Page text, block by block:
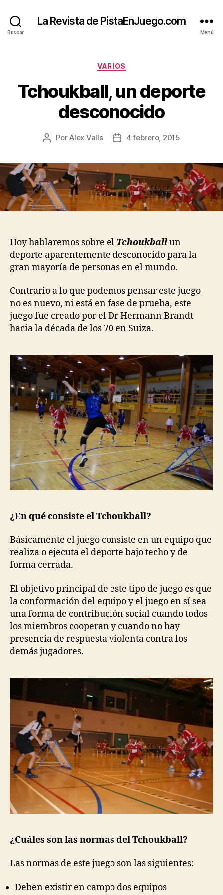
Buscar
La Revista de PistaEnJuego.com
Menú
Categorías
VARIOS
Tchoukball, un deporte
desconocido
Autor
entrada
PorAlex Valls
Fecha4 febrero, 2015
Hoy hablaremos sobre el Tchoukballun
deporte aparentemente desconocido para la
gran mayoría de personas en el mundo.
Contrario a lo que podemos pensar este juego
no es nuevo, ni está en fase de prueba, este
juego fue creado por el Dr Hermann Brandt
hacia la década de los 70 en Suiza.
¿En qué consiste el Tchoukball?
Básicamente el juego consiste en un equipo que
realiza o ejecuta el deporte bajo techo y de
forma cerrada.
El objetivo principal de este tipo de juego es que
la conformación del equipo y el juego en sí sea
una forma de contribución social cuando todos
los miembros cooperan y cuando no hay
presencia de respuesta violenta contra los
demás jugadores.
¿Cuáles son las normas del Tchoukball?
Las normas de este juego son las siguientes:
Deben existir en campo dos equipos